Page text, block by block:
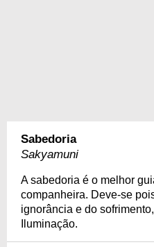
Sabedoria
Sakyamuni
A sabedoria é o melhor
companheira. Deve-se
ignorância e do
Iluminação.